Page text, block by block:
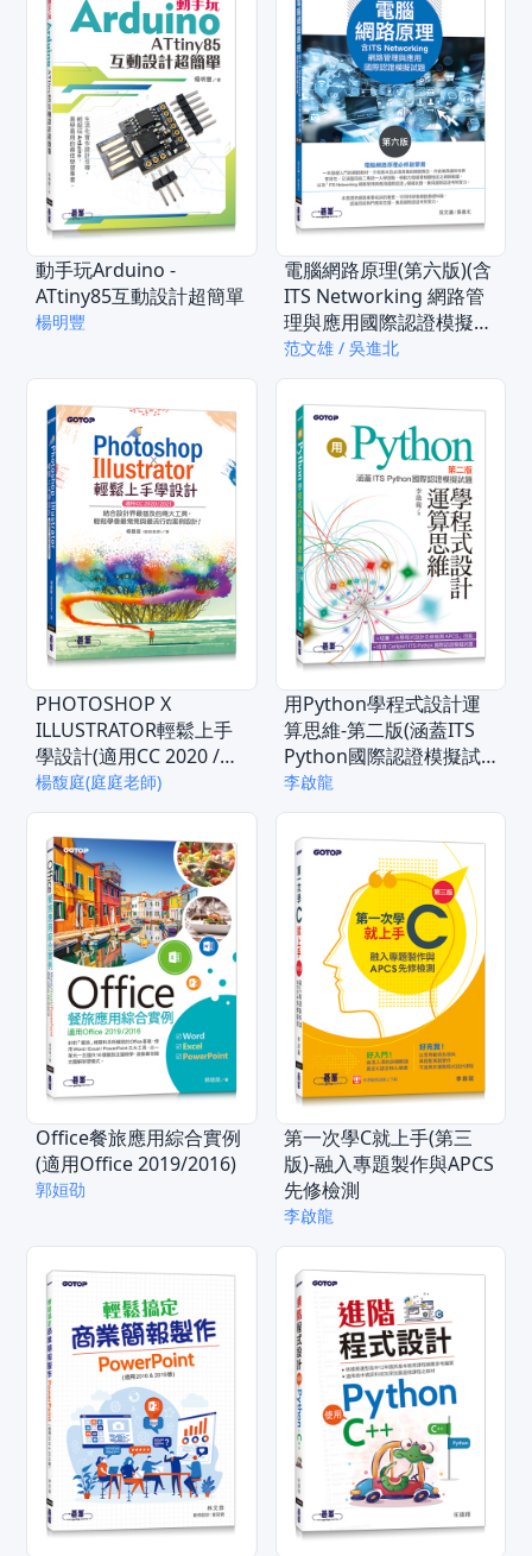
動手玩Arduino -
ATtiny85互動設計超簡單
楊明豐
電腦網路原理(第六版)(含
ITS Networking 網路管
理與應用國際認證模擬試
題)
范文雄 / 吳進北
PHOTOSHOP X
ILLUSTRATOR輕鬆上手
學設計(適用CC 2020 /
2021)
楊馥庭(庭庭老師)
用Python學程式設計運
算思維-第二版(涵蓋ITS
Python國際認證模擬試
題)
李啟龍
Office餐旅應用綜合實例
(適用Office 2019/2016)
郭姮劭
第一次學C就上手(第三
版)-融入專題製作與APCS
先修檢測
李啟龍